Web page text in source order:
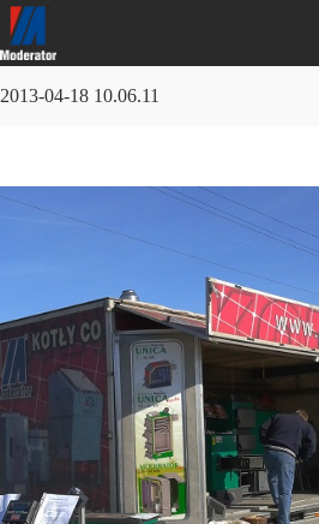
Skip
to
content
2013-04-18 10.06.11